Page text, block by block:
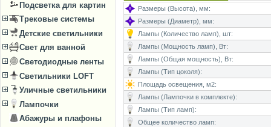
Подсветка для картин
Трековые системы
Детские светильники
Свет для ванной
Светодиодные ленты
Светильники LOFT
Уличные светильники
Лампочки
Абажуры и плафоны
Размеры (Высота), мм:
Размеры (Диаметр), мм:
Лампы (Количество ламп), шт:
Лампы (Мощность ламп), Вт:
Лампы (Общая мощность), Вт:
Лампы (Тип цоколя):
Площадь освещения, м2:
Лампы (Лампочки в комплекте):
Лампы (Тип ламп):
Общее количество ламп: